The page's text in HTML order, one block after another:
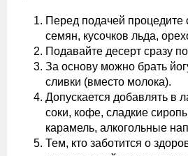
Перед подачей процедите
семян, кусочков льда,
Подавайте десерт сразу
За основу можно брать
сливки (вместо молока).
Допускается добавлять в
соки, кофе, сладкие
карамель, алкогольные
Тем, кто заботится о